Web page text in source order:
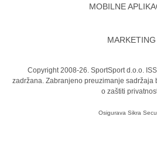
MOBILNE
MARKETING
Copyright 2008-26. SportSport d.o.o.
zadržana. Zabranjeno preuzimanje sadržaja
o zaštiti
Osigurava Sikra